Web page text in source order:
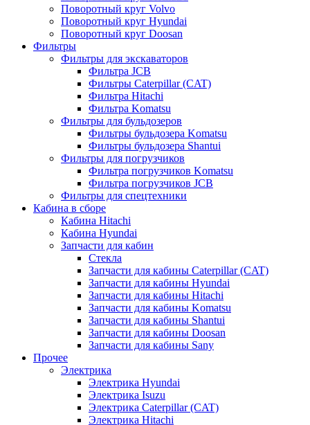
Поворотный круг Volvo
Поворотный круг Hyundai
Поворотный круг Doosan
Фильтры
Фильтры для экскаваторов
Фильтра JCB
Фильтры Caterpillar (CAT)
Фильтра Hitachi
Фильтра Komatsu
Фильтры для бульдозеров
Фильтры бульдозера Komatsu
Фильтры бульдозера Shantui
Фильтры для погрузчиков
Фильтра погрузчиков Komatsu
Фильтра погрузчиков JCB
Фильтры для спецтехники
Кабина в сборе
Кабина Hitachi
Кабина Hyundai
Запчасти для кабин
Стекла
Запчасти для кабины Caterpillar (CAT)
Запчасти для кабины Hyundai
Запчасти для кабины Hitachi
Запчасти для кабины Komatsu
Запчасти для кабины Shantui
Запчасти для кабины Doosan
Запчасти для кабины Sany
Прочее
Электрика
Электрика Hyundai
Электрика Isuzu
Электрика Caterpillar (CAT)
Электрика Hitachi